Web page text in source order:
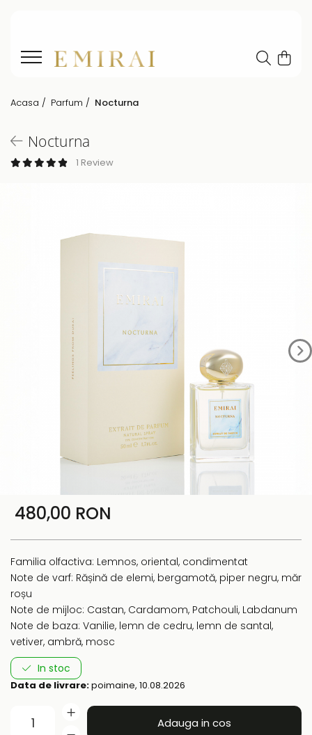
Acasa / Parfum / Nocturna
Nocturna
1 Review
480,00 RON
Familia olfactiva: Lemnos, oriental, condimentat
Note de varf: Rășină de elemi, bergamotă, piper negru, măr
roșu
Note de mijloc: Castan, Cardamom, Patchouli, Labdanum
Note de baza: Vanilie, lemn de cedru, lemn de santal,
vetiver, ambră, mosc
In stoc
Data de livrare:poimaine, 10.08.2026
Adauga in cos